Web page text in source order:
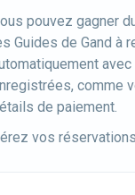
pouvez gagner
Guides de Gand à
comme
de paiement.
vos